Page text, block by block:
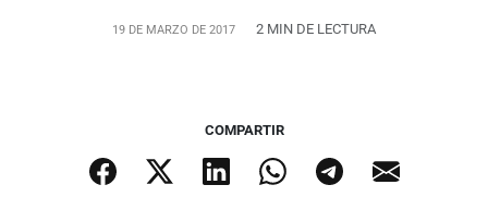
19 DE MARZO DE 2017 2 MIN DE LECTURA
COMPARTIR